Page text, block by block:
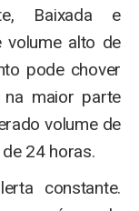
Baixada e
volume alto de
pode chover
maior parte
volume de
24 horas.
constante.